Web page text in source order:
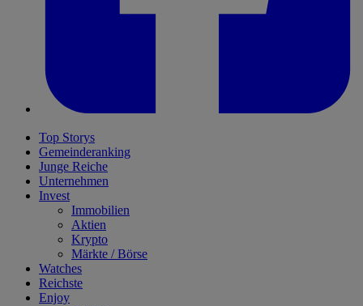
Top Storys
Gemeinderanking
Junge Reiche
Unternehmen
Invest
Immobilien
Aktien
Krypto
Märkte / Börse
Watches
Reichste
Enjoy